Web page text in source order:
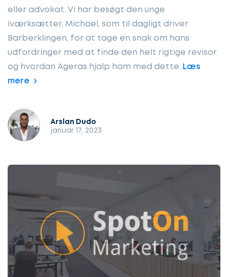
eller advokat. Vi har besøgt den unge
iværksætter, Michael, som til dagligt driver
Barberklingen, for at tage en snak om hans
udfordringer med at finde den helt rigtige revisor
og hvordan Ageras hjalp ham med dette. Læs
mere
Arslan Dudo
januar 17, 2023